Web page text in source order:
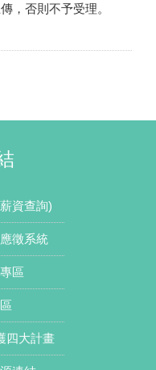
，否則不予受理。
資查詢)
徵系統
區
四大計畫